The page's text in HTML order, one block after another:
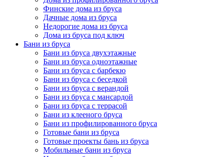
Финские дома из бруса
Дачные дома из бруса
Недорогие дома из бруса
Дома из бруса под ключ
Бани из бруса
Бани из бруса двухэтажные
Бани из бруса одноэтажные
Бани из бруса с барбекю
Бани из бруса с беседкой
Бани из бруса с верандой
Бани из бруса с мансардой
Бани из бруса с террасой
Бани из клееного бруса
Бани из профилированного бруса
Готовые бани из бруса
Готовые проекты бань из бруса
Мобильные бани из бруса